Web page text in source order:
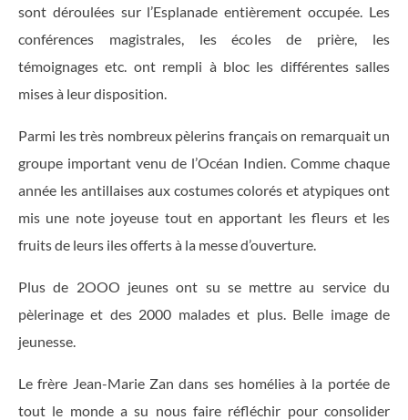
sont déroulées sur l’Esplanade entièrement occupée. Les
conférences magistrales, les écoles de prière, les
témoignages etc. ont rempli à bloc les différentes salles
mises à leur disposition.
Parmi les très nombreux pèlerins français on remarquait un
groupe important venu de l’Océan Indien. Comme chaque
année les antillaises aux costumes colorés et atypiques ont
mis une note joyeuse tout en apportant les ﬂeurs et les
fruits de leurs iles offerts à la messe d’ouverture.
Plus de 2OOO jeunes ont su se mettre au service du
pèlerinage et des 2000 malades et plus. Belle image de
jeunesse.
Le frère Jean-Marie Zan dans ses homélies à la portée de
tout le monde a su nous faire réﬂéchir pour consolider